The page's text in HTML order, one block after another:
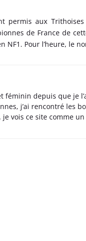
permis aux
de France de
Pour l’heure, le
féminin depuis que je
j’ai rencontré les
je vois ce site comme